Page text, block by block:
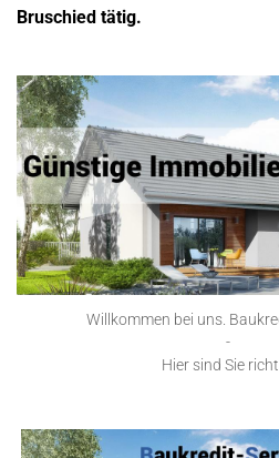
Bruschied tätig.
Willkommen bei uns.
-
Hier sind Sie